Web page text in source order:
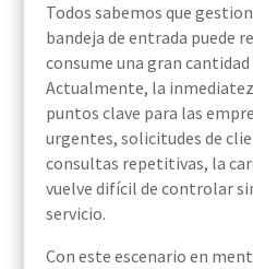
Todos sabemos que
bandeja de entrada puede
consume una gran
Actualmente, la
puntos clave para las
urgentes, solicitudes de
consultas repetitivas, la
vuelve difícil de controlar
servicio.
Con este escenario en